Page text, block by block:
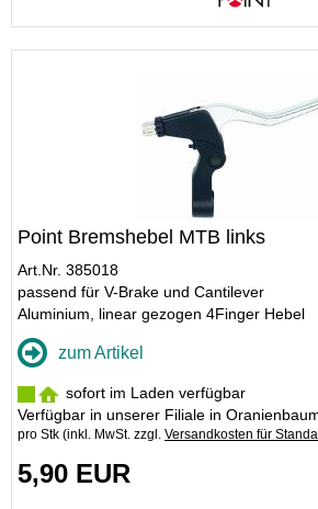
Point Bremshebel MTB links
Art.Nr. 385018
passend für V-Brake und Cantilever
Aluminium, linear gezogen 4Finger Hebel
zum Artikel
sofort im Laden verfügbar
Verfügbar in unserer Filiale in
pro Stk (inkl. MwSt. zzgl. Versandkosten für
5,90 EUR